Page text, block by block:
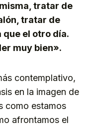
tratar de
tratar de
el otro día.
muy bien».
contemplativo,
en la imagen de
como estamos
afrontamos el